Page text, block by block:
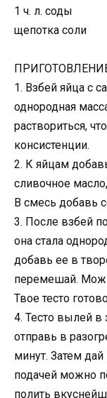
1 ч. л. соды
щепотка соли
1. Взбей яйца с
однородная
раствориться,
консистенции.
2. К яйцам
сливочное
В смесь добавь
3. После взбей
она стала
добавь ее в
перемешай.
Твое тесто
4. Тесто вылей
отправь в
минут. Затем
подачей можно
полить